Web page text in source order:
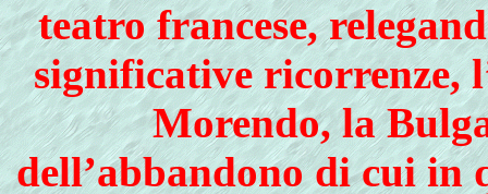
teatro francese,
significative ricorrenze,
Morendo, la
dell’abbandono di cui in